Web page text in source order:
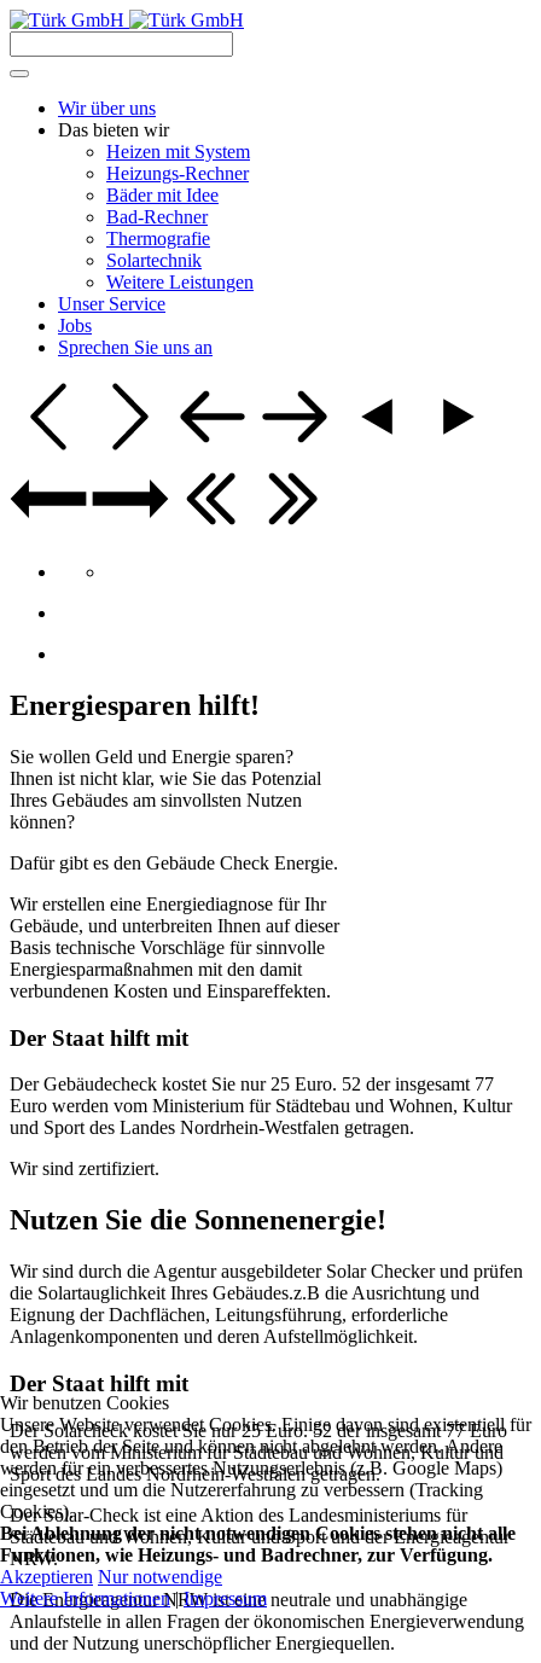
Wir über uns
Das bieten wir
Heizen mit System
Heizungs-Rechner
Bäder mit Idee
Bad-Rechner
Thermografie
Solartechnik
Weitere Leistungen
Unser Service
Jobs
Sprechen Sie uns an
Energiesparen hilft!
Sie wollen Geld und Energie sparen?
Ihnen ist nicht klar, wie Sie das Potenzial
Ihres Gebäudes am sinvollsten Nutzen
können?
Dafür gibt es den Gebäude Check Energie.
Wir erstellen eine Energiediagnose für Ihr
Gebäude, und unterbreiten Ihnen auf dieser
Basis technische Vorschläge für sinnvolle
Energiesparmaßnahmen mit den damit
verbundenen Kosten und Einspareffekten.
Der Staat hilft mit
Der Gebäudecheck kostet Sie nur 25 Euro. 52 der insgesamt 77
Euro werden vom Ministerium für Städtebau und Wohnen, Kultur
und Sport des Landes Nordrhein-Westfalen getragen.
Wir sind zertifiziert.
Nutzen Sie die Sonnenenergie!
Wir sind durch die Agentur ausgebildeter Solar Checker und prüfen
die Solartauglichkeit Ihres Gebäudes.z.B die Ausrichtung und
Eignung der Dachflächen, Leitungsführung, erforderliche
Anlagenkomponenten und deren Aufstellmöglichkeit.
Der Staat hilft mit
Der Solarcheck kostet Sie nur 25 Euro. 52 der insgesamt 77 Euro
werden vom Ministerium für Städtebau und Wohnen, Kultur und
Sport des Landes Nordrhein-Westfalen getragen.
Der Solar-Check ist eine Aktion des Landesministeriums für
Städtebau und Wohnen, Kultur und Sport und der Energieagentur
NRW.
Die Energieagentur NRW ist eine neutrale und unabhängige
Anlaufstelle in allen Fragen der ökonomischen Energieverwendung
und der Nutzung unerschöpflicher Energiequellen.
Wir benutzen Cookies
Unsere Website verwendet Cookies. Einige davon sind existentiell für
den Betrieb der Seite und können nicht abgelehnt werden. Andere
werden für ein verbessertes Nutzungserlebnis (z.B. Google Maps)
eingesetzt und um die Nutzererfahrung zu verbessern (Tracking
Cookies).
Bei Ablehnung der nicht notwendigen Cookies stehen nicht alle
Funktionen, wie Heizungs- und Badrechner, zur Verfügung.
Akzeptieren Nur notwendige
Weitere Informationen|Impressum